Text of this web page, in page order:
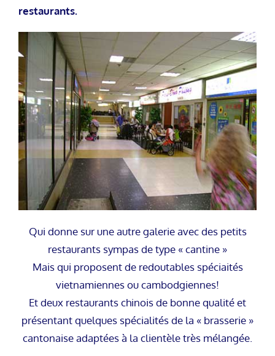
restaurants.
Qui donne sur une autre galerie avec des petits
restaurants sympas de type « cantine »
Mais qui proposent de redoutables spéciaités
vietnamiennes ou cambodgiennes!
Et deux restaurants chinois de bonne qualité et
présentant quelques spécialités de la « brasserie »
cantonaise adaptées à la clientèle très mélangée.